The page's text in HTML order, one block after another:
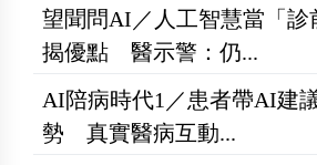
望聞問AI／人工智慧當「診
揭優點 醫示警：仍...
AI陪病時代1／患者帶AI建
勢 真實醫病互動...